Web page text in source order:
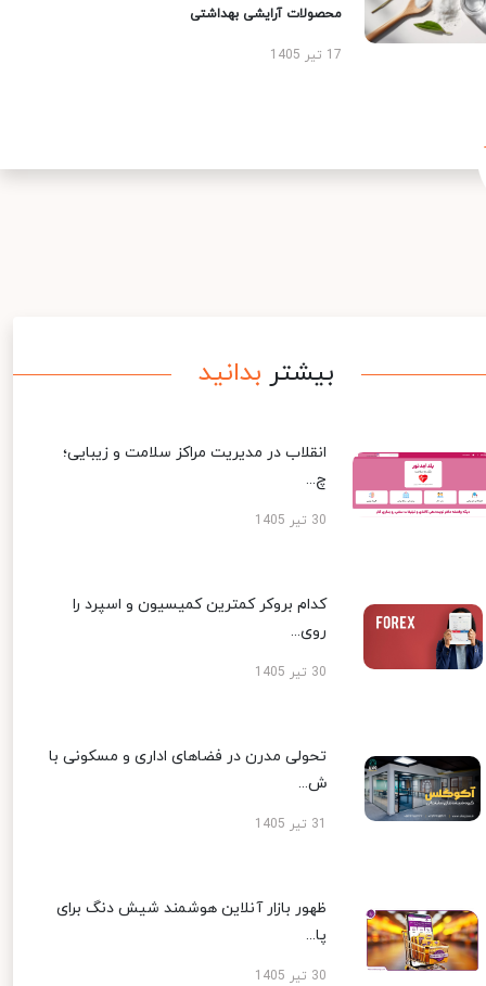
محصولات آرایشی بهداشتی
17 تیر 1405
بیشتر بدانید
انقلاب در مدیریت مراکز سلامت و زیبایی؛
چ...
30 تیر 1405
کدام بروکر کمترین کمیسیون و اسپرد را
روی...
30 تیر 1405
تحولی مدرن در فضاهای اداری و مسکونی با
ش...
ظهور بازار آنلاین هوشمند شیش دنگ برای
پا...
30 تیر 1405